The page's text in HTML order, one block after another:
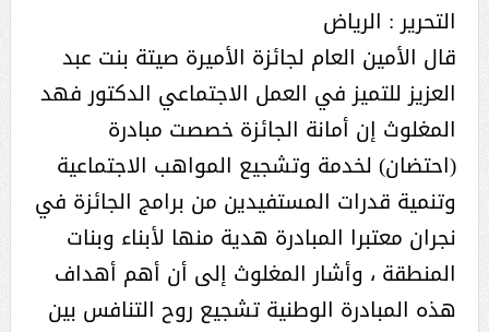
التحرير : الرياض
قال الأمين العام لجائزة الأميرة صيتة بنت عبد
العزيز للتميز في العمل الاجتماعي الدكتور فهد
المغلوث إن أمانة الجائزة خصصت مبادرة
(احتضان) لخدمة وتشجيع المواهب الاجتماعية
وتنمية قدرات المستفيدين من برامج الجائزة في
نجران معتبرا المبادرة هدية منها لأبناء وبنات
المنطقة ، وأشار المغلوث إلى أن أهم أهداف
هذه المبادرة الوطنية تشجيع روح التنافس بين